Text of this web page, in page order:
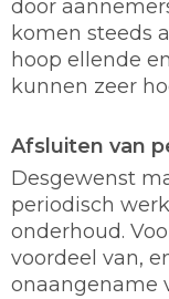
door
komen steeds
hoop ellende
kunnen zeer
Afsluiten van
Desgewenst
periodisch
onderhoud.
voordeel van,
onaangename